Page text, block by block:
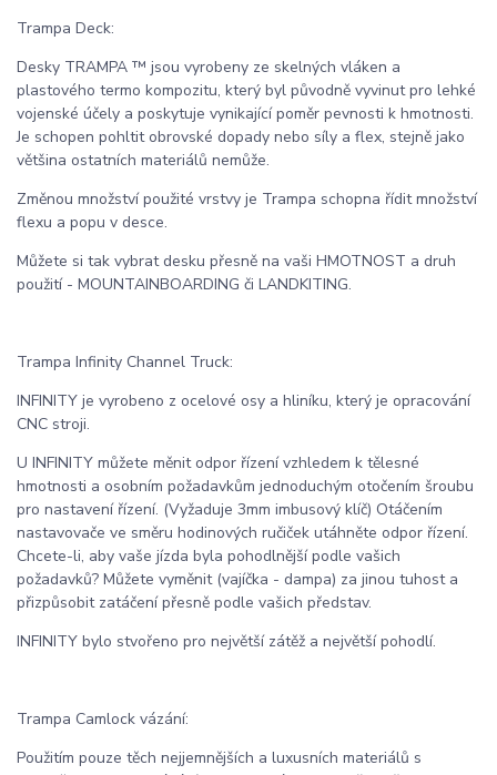
Trampa Deck:
Desky TRAMPA ™ jsou vyrobeny ze skelných vláken a
plastového termo kompozitu, který byl původně vyvinut pro lehké
vojenské účely a poskytuje vynikající poměr pevnosti k hmotnosti.
Je schopen pohltit obrovské dopady nebo síly a flex, stejně jako
většina ostatních materiálů nemůže.
Změnou množství použité vrstvy je Trampa schopna řídit množství
flexu a popu v desce.
Můžete si tak vybrat desku přesně na vaši HMOTNOST a druh
použití - MOUNTAINBOARDING či LANDKITING.
Trampa Infinity Channel Truck:
INFINITY je vyrobeno z ocelové osy a hliníku, který je opracování
CNC stroji.
U INFINITY můžete měnit odpor řízení vzhledem k tělesné
hmotnosti a osobním požadavkům jednoduchým otočením šroubu
pro nastavení řízení. (Vyžaduje 3mm imbusový klíč) Otáčením
nastavovače ve směru hodinových ručiček utáhněte odpor řízení.
Chcete-li, aby vaše jízda byla pohodlnější podle vašich
požadavků? Můžete vyměnit (vajíčka - dampa) za jinou tuhost a
přizpůsobit zatáčení přesně podle vašich představ.
INFINITY bylo stvořeno pro největší zátěž a největší pohodlí.
Trampa Camlock vázání:
Použitím pouze těch nejjemnějších a luxusních materiálů s